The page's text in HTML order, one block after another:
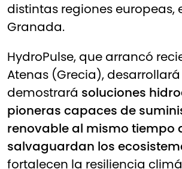
distintas regiones europeas,
Granada.
HydroPulse, que arrancó
Atenas (Grecia),
demostrará soluciones
pioneras capaces de
renovable al mismo tiempo
salvaguardan los
fortalecen la resiliencia